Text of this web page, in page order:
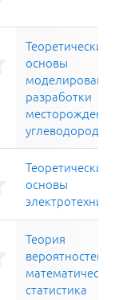
Теоретические
основы
моделирования
разработки
месторождений
углеводородов
Теоретические
основы
электротехники
Теория
вероятностей и
математическая
статистика